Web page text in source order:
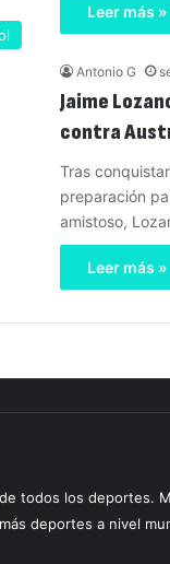
Leer más »
Antonio G
Jaime
contra
Tras
preparación
amistoso,
Leer más »
todos los deportes.
deportes a nivel